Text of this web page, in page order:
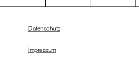
Datenschutz
Impressum